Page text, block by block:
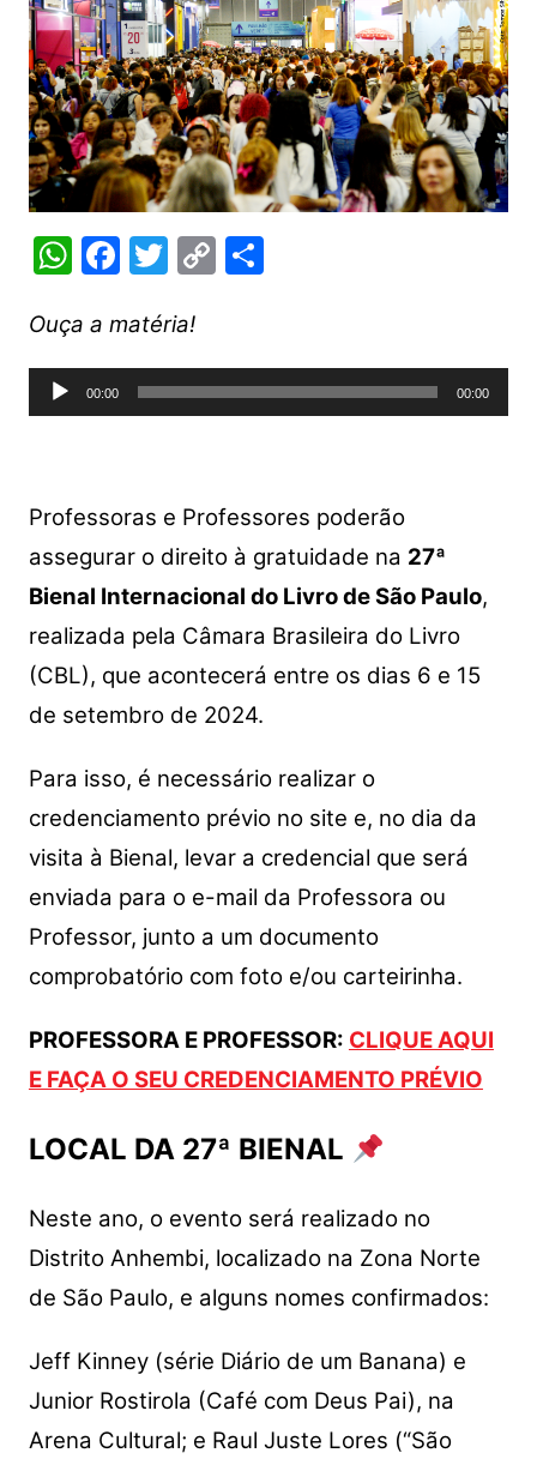
W
at
s
A
F
c
e
b
k
T
itt
er
C
y
Li
S
e
Ouça a matéria!
Tocador
de
00:00 00:00
Professoras e Professores poderão
assegurar o direito à gratuidade na 27ª
Bienal Internacional do Livro de São Paulo,
realizada pela Câmara Brasileira do Livro
(CBL), que acontecerá entre os dias 6 e 15
de setembro de 2024.
Para isso, é necessário realizar o
credenciamento prévio no site e, no dia da
visita à Bienal, levar a credencial que será
enviada para o e-mail da Professora ou
Professor, junto a um documento
comprobatório com foto e/ou carteirinha.
PROFESSORA E PROFESSOR: CLIQUE AQUI
E FAÇA O SEU CREDENCIAMENTO PRÉVIO
LOCAL DA 27ª BIENAL
Neste ano, o evento será realizado no
Distrito Anhembi, localizado na Zona Norte
de São Paulo, e alguns nomes confirmados:
Jeff Kinney (série Diário de um Banana) e
Junior Rostirola (Café com Deus Pai), na
Arena Cultural; e Raul Juste Lores (“São